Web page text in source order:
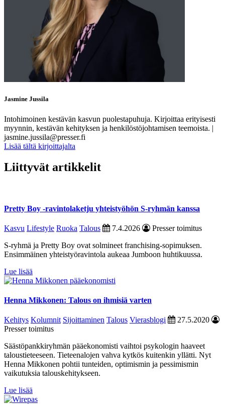
Jasmine Jussila
Intohimoinen kestävän kasvun puolestapuhuja. Kirjoittaa erityisesti
myynnin, kestävän kehityksen ja henkilöstöjohtamisen teemoista. |
jasmine.jussila@presser.fi
Lisää tältä kirjoittajalta
Liittyvät artikkelit
Pretty Boy -ravintolaketju yhteistyöhön S-ryhmän kanssa
Kasvu Lifestyle Ruoka Talous 7.4.2026
Presser toimitus
S-ryhmä ja Pretty Boy ovat solmineet franchising-sopimuksen.
Ensimmäinen yhteistyöravintola aukeaa Jumboon huhtikuussa.
Lue lisää
Henna Mikkonen: Talous on ihmisiä varten
Kehitys Kolumnit Sijoittaminen Talous Vierasblogi
27.5.2020
Presser toimitus
Säästöpankkiryhmän pääekonomisti vaihtoi psykologin haaveet
taloustieteeseen. Tieteenalojen vahva kytkös kuitenkin yllätti. Nyt
Henna Mikkonen pohtii tunteiden, optimismin ja pessimismin
vaikutuksia talouskehitykseen.
Lue lisää